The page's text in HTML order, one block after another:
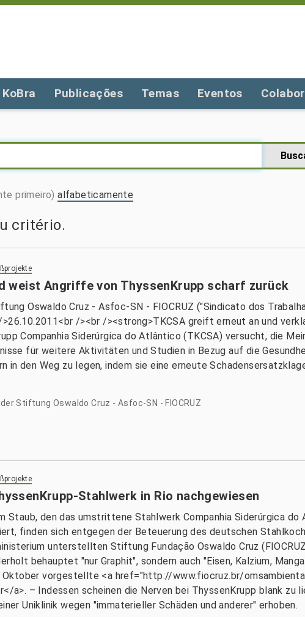
Publicações Temas Eventos
primeiro) alfabeticamente
critério.
weist Angriffe von ThyssenKrupp scharf zurück
Oswaldo Cruz - Asfoc-SN - FIOCRUZ ("Sindicato dos
/><br /><strong>TKCSA greift erneut an und
Companhia Siderúrgica do Atlântico (TKCSA) versucht, die
für weitere Aktivitäten und Studien in Bezug auf die
in den Weg zu legen, indem sie eine erneute
Stiftung Oswaldo Cruz - Asfoc-SN - FIOCRUZ
Stahlwerk in Rio nachgewiesen
Staub, den das umstrittene Stahlwerk Companhia Siderúrgica do
finden sich entgegen der Beteuerung des deutschen
unterstellten Stiftung Fundação Oswaldo Cruz
behauptet "nur Graphit", sondern auch "Eisen, Kalzium,
Oktober vorgestellte <a href="http://www.fiocruz.br/
a>. – Indessen scheinen die Nerven bei ThyssenKrupp blank zu
Uniklinik wegen "immaterieller Schäden und anderer" erhoben.